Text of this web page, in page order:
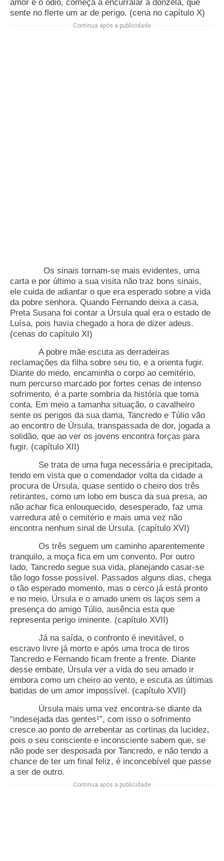
amor e o ódio, começa a encurralar a donzela, que
sente no flerte um ar de perigo. (cena no capítulo X)
Continua após a publicidade
Os sinais tornam-se mais evidentes, uma
carta e por último a sua visita não traz bons sinais,
ele cuida de adiantar o que era esperado sobre a vida
da pobre senhora. Quando Fernando deixa a casa,
Preta Susana foi contar a Úrsula qual era o estado de
Luísa, pois havia chegado a hora de dizer adeus.
(cenas do capítulo XI)
A pobre mãe escuta as derradeiras
reclamações da filha sobre seu tio, e a orienta fugir.
Diante do medo, encaminha o corpo ao cemitério,
num percurso marcado por fortes cenas de intenso
sofrimento, é a parte sombria da história que toma
conta. Em meio a tamanha situação, o cavalheiro
sente os perigos da sua dama, Tancredo e Túlio vão
ao encontro de Úrsula, transpassada de dor, jogada a
solidão, que ao ver os jovens encontra forças para
fugir. (capítulo XII)
Se trata de uma fuga necessária e precipitada,
tendo em vista que o comendador volta da cidade a
procura de Úrsula, quase sentido o cheiro dos três
retirantes, como um lobo em busca da sua presa, ao
não achar fica enlouquecido, desesperado, faz uma
varredura até o cemitério e mais uma vez não
encontra nenhum sinal de Úrsula. (capítulo XVI)
Os três seguem um caminho aparentemente
tranquilo, a moça fica em um convento. Por outro
lado, Tancredo segue sua vida, planejando casar-se
tão logo fosse possível. Passados alguns dias, chega
o tão esperado momento, mas o cerco já está pronto
e no meio, Úrsula e o amado unem os laços sem a
presença do amigo Túlio, ausência esta que
representa perigo iminente. (capítulo XVII)
Já na saída, o confronto é inevitável, o
escravo livre já morto e após uma troca de tiros
Tancredo e Fernando ficam frente a frente. Diante
desse embate, Úrsula ver a vida do seu amado ir
embora como um cheiro ao vento, e escuta as últimas
batidas de um amor impossível. (capítulo XVII)
Úrsula mais uma vez encontra-se diante da
“indesejada das gentes¹”, com isso o sofrimento
cresce ao ponto de arrebentar as cortinas da lucidez,
pois o seu consciente e inconsciente sabem que, se
não pode ser desposada por Tancredo, e não tendo a
chance de ter um final feliz, é inconcebível que passe
a ser de outro.
Continua após a publicidade